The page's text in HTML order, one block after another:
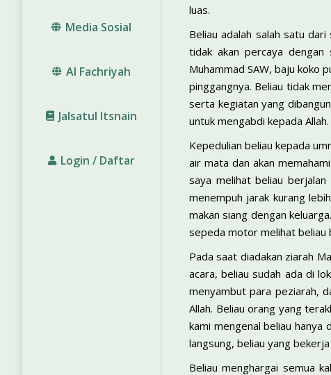
Media Sosial
Al Fachriyah
Jalsatul Itsnain
Login / Daftar
luas.
Beliau adalah salah satu
tidak akan percaya dengan
Muhammad SAW, baju koko
pinggangnya. Beliau tidak
serta kegiatan yang
untuk mengabdi kepada
Kepedulian beliau kepada
air mata dan akan
saya melihat beliau
menempuh jarak kurang
makan siang dengan
sepeda motor melihat beliau
Pada saat diadakan ziarah
acara, beliau sudah ada di
menyambut para peziarah,
Allah. Beliau orang yang
kami mengenal beliau hanya
langsung, beliau yang
Beliau menghargai semua